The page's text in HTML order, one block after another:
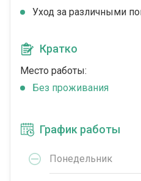
Уход за различными
Кратко
Место работы:
Без проживания
График работы
Понедельник